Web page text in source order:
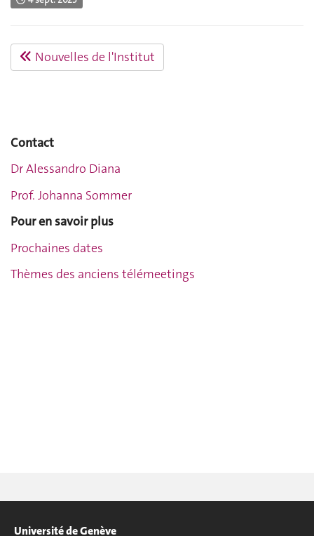
Nouvelles de l'Institut
Contact
Dr Alessandro Diana
Prof. Johanna Sommer
Pour en savoir plus
Prochaines dates
Thèmes des anciens télémeetings
Université de Genève